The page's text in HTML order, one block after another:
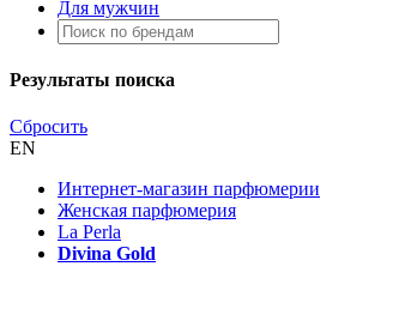
Для мужчин
Результаты поиска
Сбросить
EN
Интернет-магазин парфюмерии
Женская парфюмерия
La Perla
Divina Gold